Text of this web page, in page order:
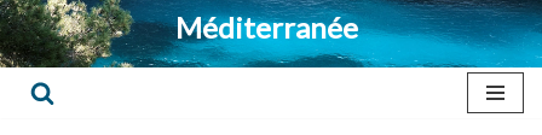
Méditerranée